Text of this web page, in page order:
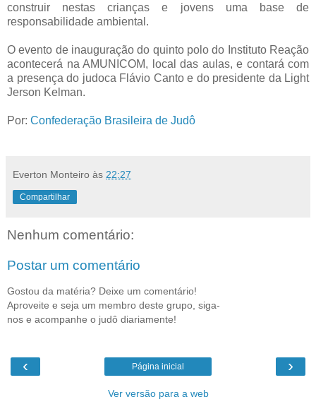
construir nestas crianças e jovens uma base de
responsabilidade ambiental.
O evento de inauguração do quinto polo do Instituto Reação
acontecerá na AMUNICOM, local das aulas, e contará com
a presença do judoca Flávio Canto e do presidente da Light
Jerson Kelman.
Por: Confederação Brasileira de Judô
Everton Monteiro às 22:27
Compartilhar
Nenhum comentário:
Postar um comentário
Gostou da matéria? Deixe um comentário!
Aproveite e seja um membro deste grupo, siga-
nos e acompanhe o judô diariamente!
‹ ›
Página inicial
Ver versão para a web